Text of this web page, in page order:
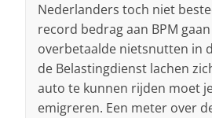
Nederlanders toch niet
record bedrag aan BPM
overbetaalde nietsnutten in
de Belastingdienst lachen
auto te kunnen rijden moet
emigreren. Een meter over